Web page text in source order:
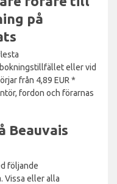
på
eller vid
från 4,89 EUR *
fordon och förarnas
Beauvais
följande
Vissa eller alla